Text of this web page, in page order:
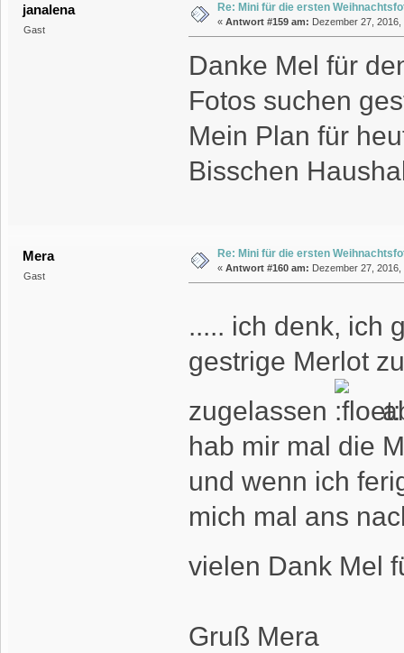
janalena
Gast
Re: Mini für die ersten
« Antwort #159 am: Dezember 27,
Danke Mel für
Fotos suchen
Mein Plan für
Bisschen
Mera
Gast
Re: Mini für die ersten
« Antwort #160 am: Dezember 27,
..... ich denk, ich
gestrige Merlot
zugelassen
hab mir mal die
und wenn ich
mich mal ans
vielen Dank Mel
Gruß Mera